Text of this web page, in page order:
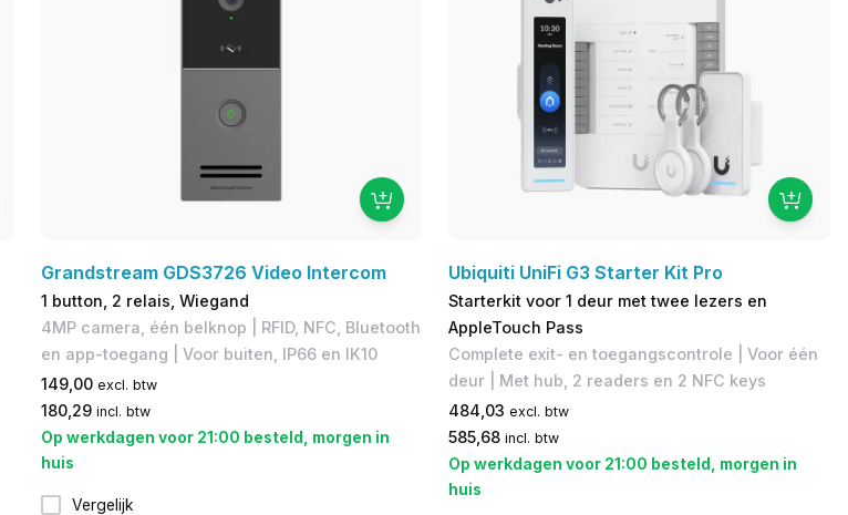
Grandstream GDS3726 Video Intercom
1 button, 2 relais, Wiegand
4MP camera, één belknop | RFID, NFC, Bluetooth
en app-toegang | Voor buiten, IP66 en IK10
149,00 excl. btw
180,29 incl. btw
Op werkdagen voor 21:00 besteld, morgen in
huis
Vergelijk
Ubiquiti UniFi G3 Starter Kit Pro
Starterkit voor 1 deur met twee lezers en
AppleTouch Pass
Complete exit- en toegangscontrole | Voor één
deur | Met hub, 2 readers en 2 NFC keys
484,03 excl. btw
585,68 incl. btw
Op werkdagen voor 21:00 besteld, morgen in
huis